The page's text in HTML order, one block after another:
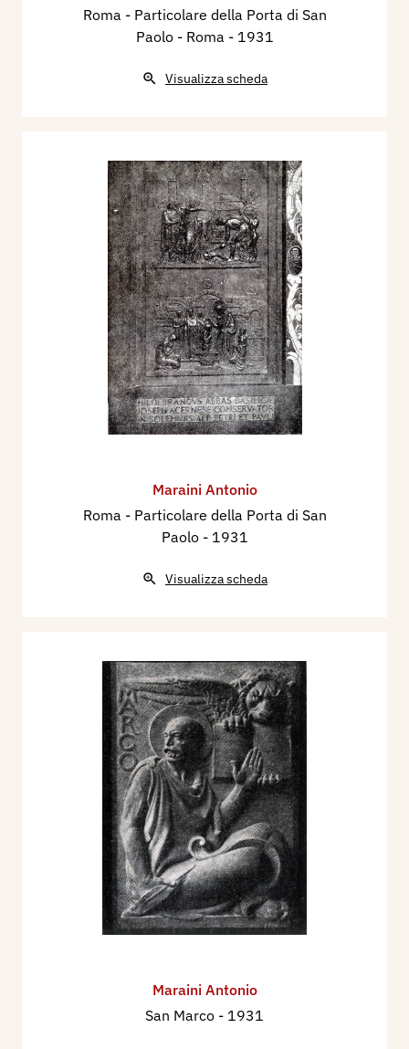
Roma - Particolare della Porta di San
Paolo - Roma - 1931
Visualizza scheda
Maraini Antonio
Roma - ​Particolare della Porta di San
Paolo - 1931
Visualizza scheda
Maraini Antonio
San Marco - 1931